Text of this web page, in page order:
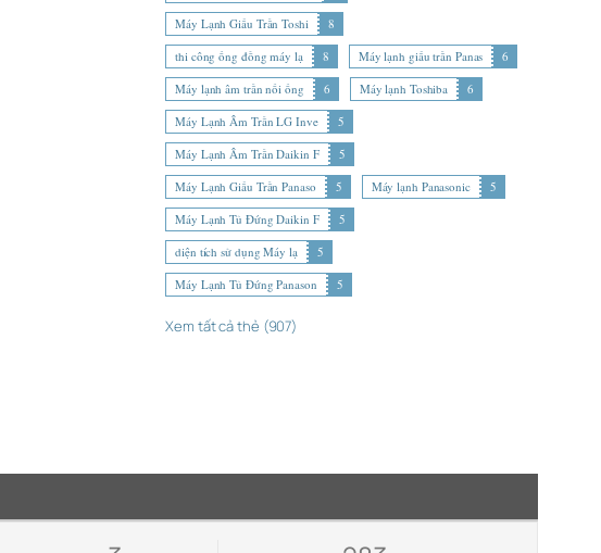
Máy Lạnh Giấu Trần Toshi
8
thi công ống đồng máy lạ
8 Máy lạnh giấu trần Panas
6
Máy lạnh âm trần nối ống
6 Máy lạnh Toshiba
6
Máy Lạnh Âm Trần LG Inve
5
Máy Lạnh Âm Trần Daikin F
5
Máy Lạnh Giấu Trần Panaso
5 Máy lạnh Panasonic
5
Máy Lạnh Tủ Đứng Daikin F
5
diện tích sử dụng Máy lạ
5
Máy Lạnh Tủ Đứng Panason
5
Xem tất cả thẻ (907)